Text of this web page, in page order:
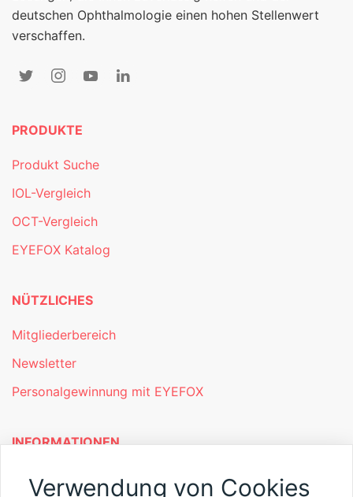
deutschen Ophthalmologie einen hohen Stellenwert
verschaffen.
PRODUKTE
Produkt Suche
IOL-Vergleich
OCT-Vergleich
EYEFOX Katalog
NÜTZLICHES
Mitgliederbereich
Newsletter
Personalgewinnung mit EYEFOX
INFORMATIONEN
Was ist EYEFOX – Ihre Möglichkeiten
Verwendung von Cookies